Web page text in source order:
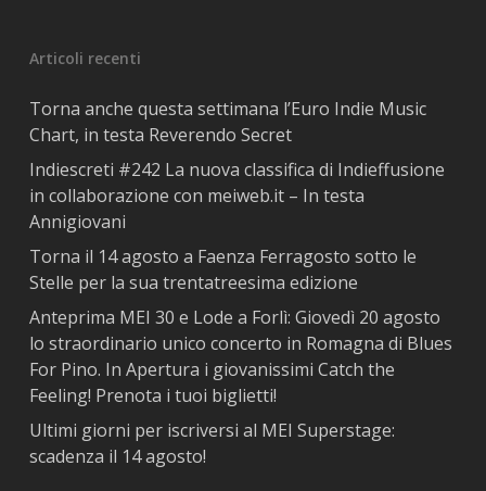
Articoli recenti
Torna anche questa settimana l’Euro Indie Music
Chart, in testa Reverendo Secret
Indiescreti #242 La nuova classifica di Indieffusione
in collaborazione con meiweb.it – In testa
Annigiovani
Torna il 14 agosto a Faenza Ferragosto sotto le
Stelle per la sua trentatreesima edizione
Anteprima MEI 30 e Lode a Forlì: Giovedì 20 agosto
lo straordinario unico concerto in Romagna di Blues
For Pino. In Apertura i giovanissimi Catch the
Feeling! Prenota i tuoi biglietti!
Ultimi giorni per iscriversi al MEI Superstage:
scadenza il 14 agosto!